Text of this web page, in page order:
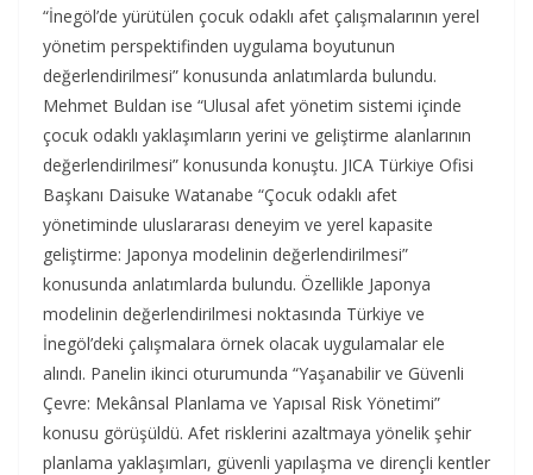
“İnegöl’de yürütülen çocuk odaklı afet çalışmalarının yerel
yönetim perspektifinden uygulama boyutunun
değerlendirilmesi” konusunda anlatımlarda bulundu.
Mehmet Buldan ise “Ulusal afet yönetim sistemi içinde
çocuk odaklı yaklaşımların yerini ve geliştirme alanlarının
değerlendirilmesi” konusunda konuştu. JICA Türkiye Ofisi
Başkanı Daisuke Watanabe “Çocuk odaklı afet
yönetiminde uluslararası deneyim ve yerel kapasite
geliştirme: Japonya modelinin değerlendirilmesi”
konusunda anlatımlarda bulundu. Özellikle Japonya
modelinin değerlendirilmesi noktasında Türkiye ve
İnegöl’deki çalışmalara örnek olacak uygulamalar ele
alındı. Panelin ikinci oturumunda “Yaşanabilir ve Güvenli
Çevre: Mekânsal Planlama ve Yapısal Risk Yönetimi”
konusu görüşüldü. Afet risklerini azaltmaya yönelik şehir
planlama yaklaşımları, güvenli yapılaşma ve dirençli kentler